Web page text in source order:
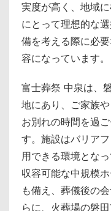
実度が高く、地域
にとって理想的な
備を考える際に必
容になっています。
富士葬祭 中泉は、
地にあり、ご家族
お別れの時間を過
す。施設はバリア
用できる環境とな
収容可能な中規模
も備え、葬儀後の
らに、火葬場の磐